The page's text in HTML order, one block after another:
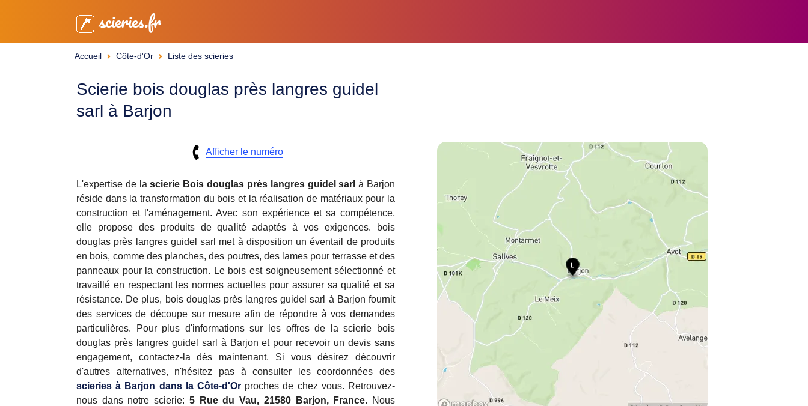
scieries.fr
Accueil Côte-d'Or Liste des scieries
Scierie bois douglas près langres guidel
sarl à Barjon
Afficher le numéro
L'expertise de lascierie Bois douglas près langres guidel sarl à Barjon
réside dans la transformation du bois et la réalisation de matériaux pour la
construction et l'aménagement. Avec son expérience et sa compétence,
elle propose des produits de qualité adaptés à vos exigences. bois
douglas près langres guidel sarl met à disposition un éventail de produits
en bois, comme des planches, des poutres, des lames pour terrasse et des
panneaux pour la construction. Le bois est soigneusement sélectionné et
travaillé en respectant les normes actuelles pour assurer sa qualité et sa
résistance. De plus, bois douglas près langres guidel sarl à Barjon fournit
des services de découpe sur mesure afin de répondre à vos demandes
particulières. Pour plus d'informations sur les offres de la scierie bois
douglas près langres guidel sarl à Barjon et pour recevoir un devis sans
engagement, contactez-la dès maintenant. Si vous désirez découvrir
d'autres alternatives, n'hésitez pas à consulter les coordonnées des
scieries à Barjon dans la Côte-d'Or proches de chez vous. Retrouvez-
nous dans notre scierie: 5 Rue du Vau, 21580 Barjon, France. Nous